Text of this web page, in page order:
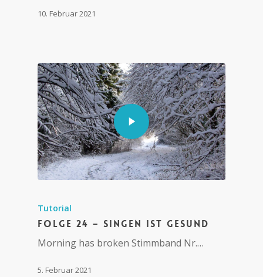
10. Februar 2021
Tutorial
Folge 24 – Singen ist gesund
Morning has broken Stimmband Nr.…
5. Februar 2021